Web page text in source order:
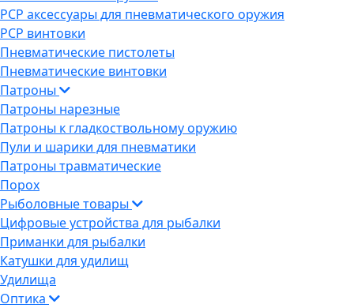
PCP аксессуары для пневматического оружия
PCP винтовки
Пневматические пистолеты
Пневматические винтовки
Патроны
Патроны нарезные
Патроны к гладкоствольному оружию
Пули и шарики для пневматики
Патроны травматические
Порох
Рыболовные товары
Цифровые устройства для рыбалки
Приманки для рыбалки
Катушки для удилищ
Удилища
Оптика